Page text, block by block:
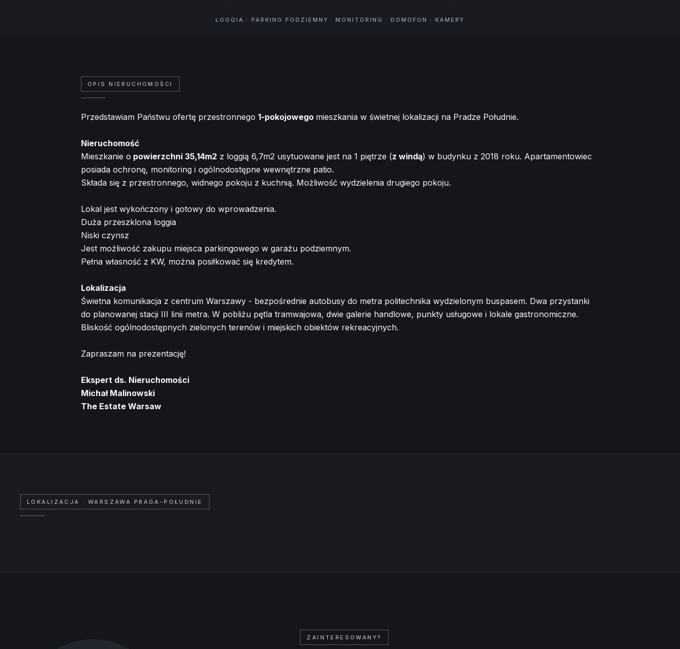
LOGGIA · PARKING PODZIEMNY · MONITORING · DOMOFON · KAMERY
OPIS NIERUCHOMOŚCI
Przedstawiam Państwu ofertę przestronnego 1-pokojowego mieszkania w świetnej lokalizacji na Pradze Południe.
Nieruchomość
Mieszkanie o powierzchni 35,14m2 z loggią 6,7m2 usytuowane jest na 1 piętrze (z windą) w budynku z 2018 roku. Apartamentowiec
posiada ochronę, monitoring i ogólnodostępne wewnętrzne patio.
Składa się z przestronnego, widnego pokoju z kuchnią. Możliwość wydzielenia drugiego pokoju.
Lokal jest wykończony i gotowy do wprowadzenia.
Duża przeszklona loggia
Niski czynsz
Jest możliwość zakupu miejsca parkingowego w garażu podziemnym.
Pełna własność z KW, można posiłkować się kredytem.
Lokalizacja
Świetna komunikacja z centrum Warszawy - bezpośrednie autobusy do metra politechnika wydzielonym buspasem. Dwa przystanki
do planowanej stacji III linii metra. W pobliżu pętla tramwajowa, dwie galerie handlowe, punkty usługowe i lokale gastronomiczne.
Bliskość ogólnodostępnych zielonych terenów i miejskich obiektów rekreacyjnych.
Zapraszam na prezentację!
Ekspert ds. Nieruchomości
Michał Malinowski
The Estate Warsaw
LOKALIZACJA · WARSZAWA PRAGA-POŁUDNIE
ZAINTERESOWANY?